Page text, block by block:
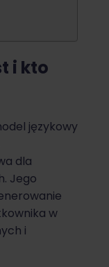
i kto
językowy
dla
Jego
w
i